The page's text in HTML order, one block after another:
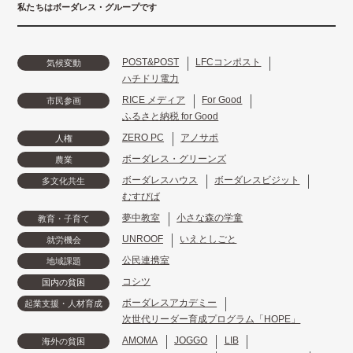
私たちはボーダレス・グループです
気候変動 POST&POST
LFCコンポスト
ハチドリ電力
市民参画 RICE メディア
For Good
ふるさと納税 for Good
人権 ZERO PC アノサポ
農業 ボーダレス・グリーンズ
多文化共生 ボーダレスハウス
ボーダレスビジット
むすびば
教育・子育て 夢中教室 小さな森の学童
就労機会 UNROOF いえとしごと
地域課題 公民連携室
国内の貧困 コシツ
起業支援・人材育成
ボーダレスアカデミー
次世代リーダー育成プログラム「HOPE」
海外の貧困 AMOMA JOGGO
LIB